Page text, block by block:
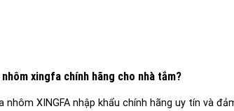
xingfa chính hãng cho nhà tắm?
XINGFA nhập khẩu chính hãng uy tín và